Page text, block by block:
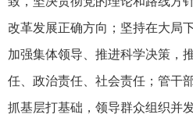
改革发展正确方向；坚持在大局
加强集体领导、推进科学决策，
任、政治责任、社会责任；管干
抓基层打基础，领导群众组织并